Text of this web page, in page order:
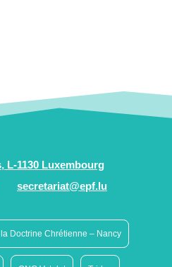
L-1130 Luxembourg
secretariat@epf.lu
Doctrine Chrétienne – Nancy